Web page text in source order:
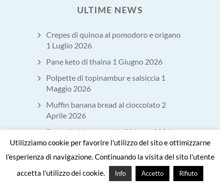
ULTIME NEWS
Crepes di quinoa al pomodoro e origano
1 Luglio 2026
Pane keto di thaina 1 Giugno 2026
Polpette di topinambur e salsiccia 1
Maggio 2026
Muffin banana bread al cioccolato 2
Aprile 2026
Pane alla birra e segale9 Marzo 2026
SULLA SCIA DI RISIKO E I SUOI
Utilizziamo cookie per favorire l'utilizzo del sito e ottimizzarne
l'esperienza di navigazione. Continuando la visita del sito l'utente
accetta l'utilizzo dei cookie.
Info Accetto Rifiuto